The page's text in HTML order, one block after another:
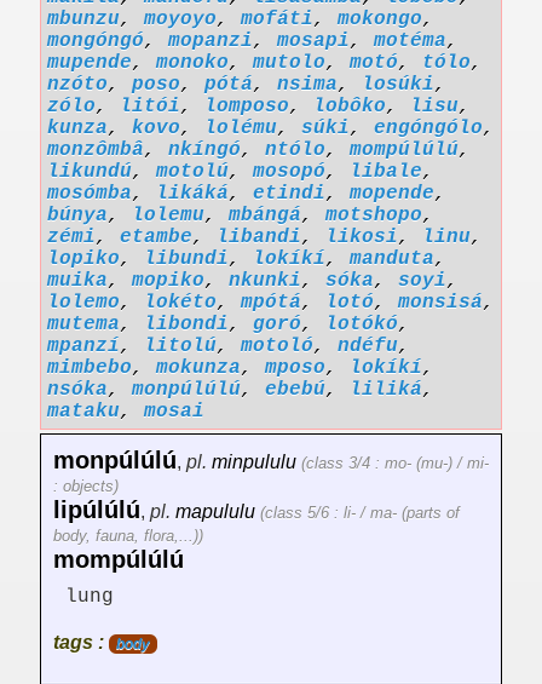
mbunzu,moyoyo,mofáti,mokongo,
mongóngó,mopanzi,mosapi,motéma,
mupende,monoko,mutolo,motó, tólo,
nzóto, poso, pótá, nsima, losúki,
zólo, litói, lomposo, lobôko, lisu,
kunza, kovo, lolému, súki, engóngólo,
monzômbâ, nkíngó, ntólo,mompúlúlú,
likundú,motolú,mosopó, libale,
mosómba, likáká, etindi,mopende,
búnya, lolemu,mbángá,motshopo,
zémi, etambe, libandi, likosi, linu,
lopiko, libundi, lokíkí,manduta,
muika,mopiko, nkunki, sóka, soyi,
lolemo, lokéto,mpótá, lotó,monsisá,
mutema, libondi, goró, lotókó,
mpanzí, litolú,motoló, ndéfu,
mimbebo,mokunza,mposo, lokíkí,
nsóka,monpúlúlú, ebebú, liliká,
mataku,mosai
monpúlúlú, pl. minpululu (class 3/4 : mo- (mu-) / mi-
: objects)
lipúlúlú, pl. mapululu (class 5/6 : li- / ma- (parts of
body, fauna, flora,...))
mompúlúlú
lung
tags : body